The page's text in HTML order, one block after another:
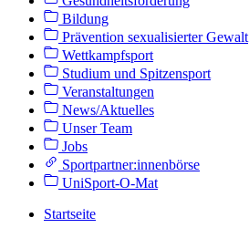
Bildung
Prävention sexualisierter Gewalt
Wettkampfsport
Studium und Spitzensport
Veranstaltungen
News/Aktuelles
Unser Team
Jobs
Sportpartner:innenbörse
UniSport-O-Mat
Startseite